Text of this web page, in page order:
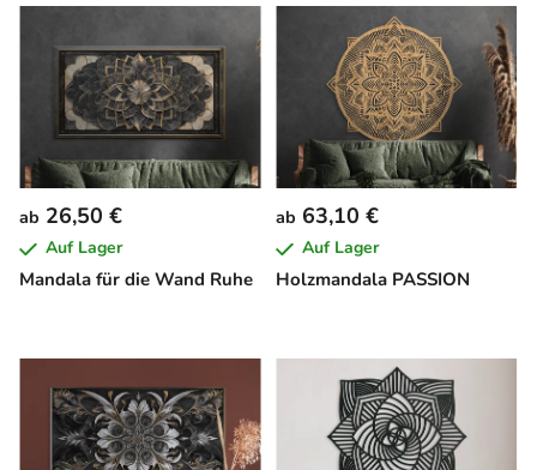
Mandala für die Wand Ruhe
ab 26,50 €
Auf Lager
Holzmandala PASSION
ab 63,10 €
Auf Lager